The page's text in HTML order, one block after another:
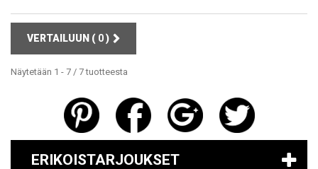
VERTAILUUN ( 0)
Näytetään 1 - 7 / 7 tuotteesta
ERIKOISTARJOUKSET